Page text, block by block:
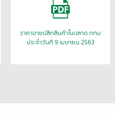
ราคาขายปลีกสินค้าในตลาด กทม
ประจำวันที่ 9 เมษายน 2563